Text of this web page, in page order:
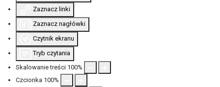
Zaznacz linki
Zaznacz nagłówki
Czytnik ekranu
Tryb czytania
Skalowanie treści 100%
Czcionka 100%